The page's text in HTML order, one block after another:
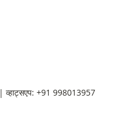
| व्हाट्सएप: +91 998013957